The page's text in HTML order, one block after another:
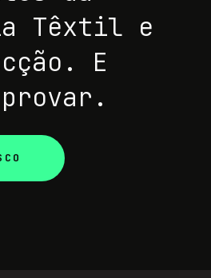
Têxtil e
E
provar.